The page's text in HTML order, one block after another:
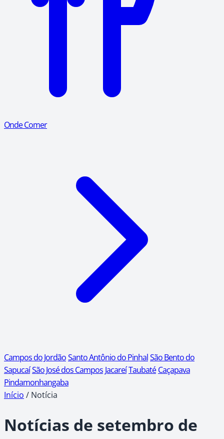
Onde Comer
Campos do JordãoSanto Antônio do PinhalSão Bento do
SapucaíSão José dos Campos JacareíTaubaté Caçapava
Pindamonhangaba
Início / Notícia
Notícias de setembro de